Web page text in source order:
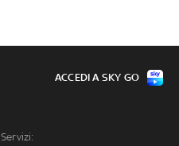
Servizi:
ACCEDI A SKY GO